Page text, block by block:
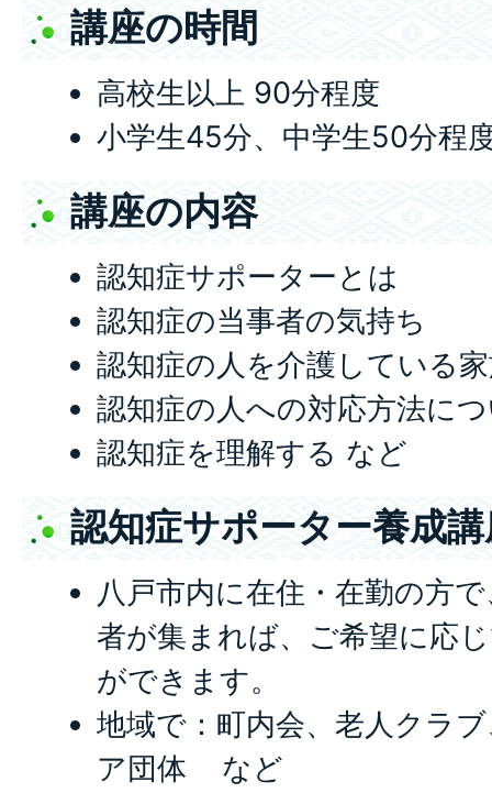
講座の時間
高校生以上 90分程度
小学生45分、中学生50分程
講座の内容
認知症サポーターとは
認知症の当事者の気持ち
認知症の人を介護している
認知症の人への対応方法に
認知症を理解する など
認知症サポーター養成
八戸市内に在住・在勤の方
者が集まれば、ご希望に応
ができます。
地域で：町内会、老人クラ
ア団体 など